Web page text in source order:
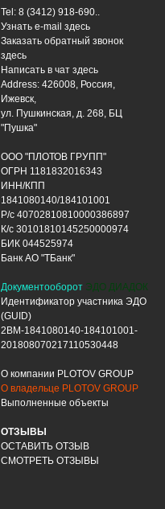
Tel: 8 (3412) 918-690..
Узнать e-mail здесь
Заказать обратный звонок
здесь
Написать в чат здесь
Address: 426008, Россия,
Ижевск,
ул. Пушкинская, д. 268, БЦ
"Пушка"
ООО "ПЛОТОВ ГРУПП"
ОГРН 1181832016343
ИНН/КПП
1841080140/184101001
Р/с 40702810810000386897
К/с 30101810145250000974
БИК 044525974
Банк АО "ТБанк"
Документооборот ЭДО ДИАДОК
Идентификатор участника ЭДО
(GUID)
2BM-1841080140-184101001-
201808070217110530448
О компании PLOTOV GROUP
О владельце PLOTOV GROUP
Выполненные объекты
ОТЗЫВЫ
ОСТАВИТЬ ОТЗЫВ
СМОТРЕТЬ ОТЗЫВЫ